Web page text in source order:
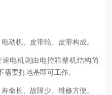
机、皮带轮、皮带构成。
电机则由电控箱整机结构简
要打地基即可工作。
长、故障少、维修方便。